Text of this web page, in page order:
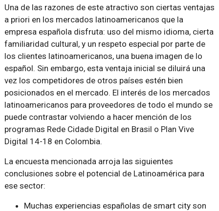
Una de las razones de este atractivo son ciertas ventajas
a priori en los mercados latinoamericanos que la
empresa española disfruta: uso del mismo idioma, cierta
familiaridad cultural, y un respeto especial por parte de
los clientes latinoamericanos, una buena imagen de lo
español. Sin embargo, esta ventaja inicial se diluirá una
vez los competidores de otros países estén bien
posicionados en el mercado. El interés de los mercados
latinoamericanos para proveedores de todo el mundo se
puede contrastar volviendo a hacer mención de los
programas Rede Cidade Digital en Brasil o Plan Vive
Digital 14-18 en Colombia.
La encuesta mencionada arroja las siguientes
conclusiones sobre el potencial de Latinoamérica para
ese sector:
Muchas experiencias españolas de smart city son